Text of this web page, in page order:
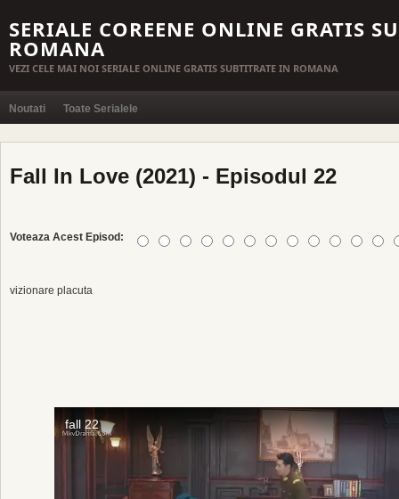
SERIALE COREENE ONLINE GRATIS
ROMANA
VEZI CELE MAI NOI SERIALE ONLINE GRATIS SUBTITRATE IN ROMANA
Noutati Toate Serialele
Fall In Love (2021) - Episodul 22
Voteaza Acest Episod:
vizionare placuta